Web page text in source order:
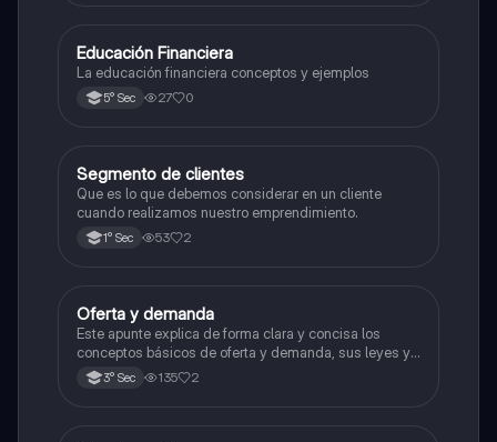
Educación para el Trabajo
Educación Financiera
La educación financiera conceptos y ejemplos
5° Sec 27 0
Desarrollo Personal, Ciudadanía y Cívica
Segmento de clientes
Que es lo que debemos considerar en un cliente
cuando realizamos nuestro emprendimiento.
1° Sec 53 2
Educación para el Trabajo
Oferta y demanda
Este apunte explica de forma clara y concisa los
conceptos básicos de oferta y demanda, sus leyes y
el punto de equilibrio en economía, ideal para
estudiantes de nivel secundario.
3° Sec 135 2